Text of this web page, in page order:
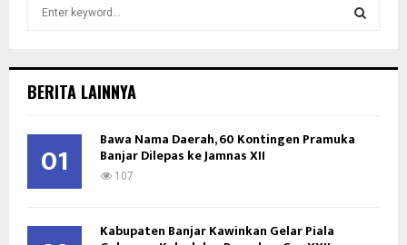
h
o
BERITA LAINNYA
01 Bawa Nama Daerah, 60 Kontingen Pramuka
Banjar Dilepas ke Jamnas XII
107
Kabupaten Banjar Kawinkan Gelar Piala